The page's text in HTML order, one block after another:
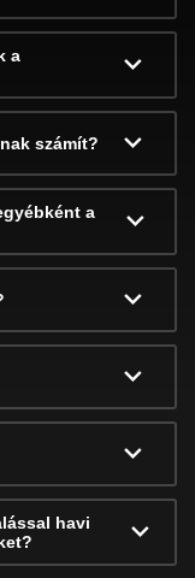
a
számít?
a
havi